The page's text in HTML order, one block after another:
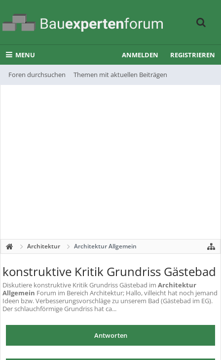
MENU
Foren durchsuchen Themen mit aktuellen Beiträgen
ANMELDEN REGISTRIEREN
Architektur Architektur Allgemein
konstruktive Kritik Grundriss Gästebad
Diskutiere konstruktive Kritik Grundriss Gästebad im Architektur
Allgemein Forum im Bereich Architektur; Hallo, villeicht hat noch jemand
Ideen bzw. Verbesserungsvorschläge zu unserem Bad (Gästebad im EG).
Der schlauchförmige Grundriss hat ca...
Antworten